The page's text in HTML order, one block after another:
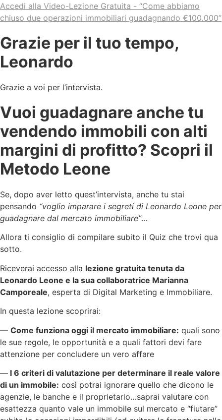
Accedi alla Video-Lezione Gratuita - “Come abbiamo
chiuso due operazioni immobiliari guadagnando €100.000”
Grazie per il tuo tempo,
Leonardo
Grazie a voi per l’intervista.
Vuoi guadagnare anche tu
vendendo immobili con alti
margini di profitto? Scopri il
Metodo Leone
Se, dopo aver letto quest’intervista, anche tu stai
pensando “voglio imparare i segreti di Leonardo Leone per
guadagnare dal mercato immobiliare”…
Allora ti consiglio di compilare subito il Quiz che trovi qua
sotto.
Riceverai accesso alla lezione gratuita tenuta da
Leonardo Leone e la sua collaboratrice Marianna
Camporeale, esperta di Digital Marketing e Immobiliare.
In questa lezione scoprirai:
— Come funziona oggi il mercato immobiliare: quali sono
le sue regole, le opportunità e a quali fattori devi fare
attenzione per concludere un vero affare
— I 6 criteri di valutazione per determinare il reale valore
di un immobile: così potrai ignorare quello che dicono le
agenzie, le banche e il proprietario…saprai valutare con
esattezza quanto vale un immobile sul mercato e “fiutare”